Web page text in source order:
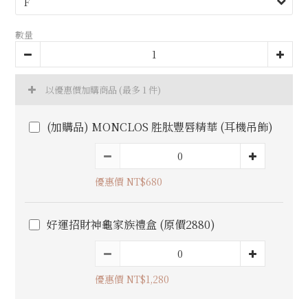
數量
以優惠價加購商品 (最多 1 件)
(加購品) MONCLOS 胜肽豐唇精華 (耳機吊飾)
優惠價 NT$680
好運招財神龜家族禮盒 (原價2880)
優惠價 NT$1,280